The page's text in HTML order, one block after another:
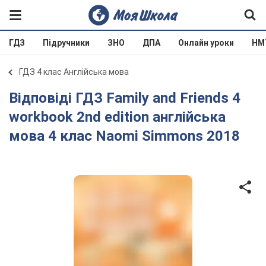
ГДЗ Підручники ЗНО ДПА Онлайн уроки
ГДЗ 4 клас Англійська мова
Відповіді ГДЗ Family and Friends 4
workbook 2nd edition англійська
мова 4 клас Naomi Simmons 2018